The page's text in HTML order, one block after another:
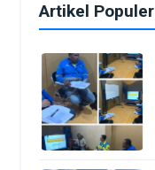
Artikel Populer